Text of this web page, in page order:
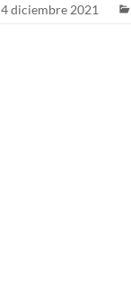
4 diciembre 2021